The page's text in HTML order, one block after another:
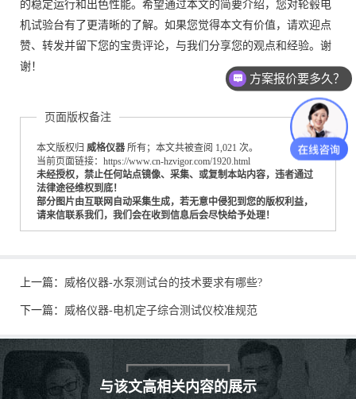
的稳定运行和出色性能。希望通过本文的简要介绍，您对轮毂电
机试验台有了更清晰的了解。如果您觉得本文有价值，请欢迎点
赞、转发并留下您的宝贵评论，与我们分享您的观点和经验。谢
谢！
页面版权备注
本文版权归 威格仪器 所有；本文共被查阅 1,021 次。
当前页面链接：https://www.cn-hzvigor.com/1920.html
未经授权，禁止任何站点镜像、采集、或复制本站内容，违者通过
法律途径维权到底！
部分图片由互联网自动采集生成，若无意中侵犯到您的版权利益，
请来信联系我们，我们会在收到信息后会尽快给予处理！
上一篇： 威格仪器-水泵测试台的技术要求有哪些?
下一篇： 威格仪器-电机定子综合测试仪校准规范
与该文高相关内容的展示
方案报价要多久？